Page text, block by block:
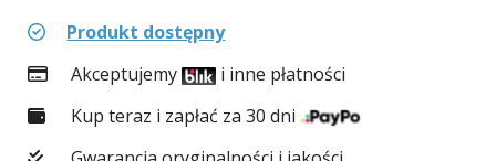
Produkt dostępny
Akceptujemy
i inne płatności
Kup teraz i zapłać za 30 dni